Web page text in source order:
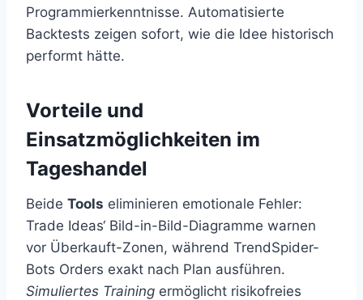
Programmierkenntnisse. Automatisierte
Backtests zeigen sofort, wie die Idee historisch
performt hätte.
Vorteile und
Einsatzmöglichkeiten im
Tageshandel
Beide Tools eliminieren emotionale Fehler:
Trade Ideas‘ Bild-in-Bild-Diagramme warnen
vor Überkauft-Zonen, während TrendSpider-
Bots Orders exakt nach Plan ausführen.
Simuliertes Training ermöglicht risikofreies